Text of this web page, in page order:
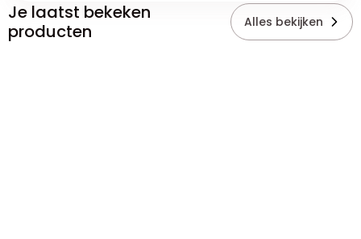
Je laatst bekeken
producten
Alles bekijken